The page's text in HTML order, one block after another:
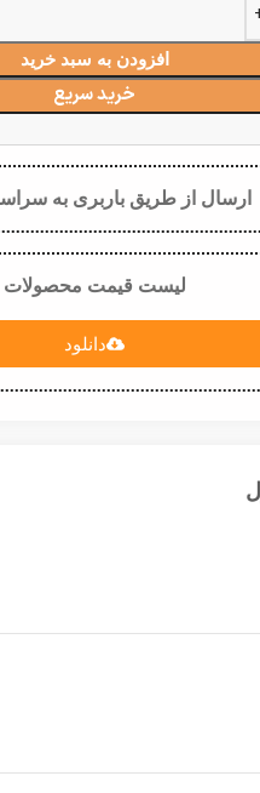
افزودن به سبد خرید
خرید سریع
ارسال از طریق باربری به
لیست قیمت محصولات
دانلود